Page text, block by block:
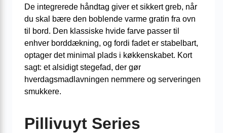
De integrerede håndtag giver et sikkert greb, når
du skal bære den boblende varme gratin fra ovn
til bord. Den klassiske hvide farve passer til
enhver borddækning, og fordi fadet er stabelbart,
optager det minimal plads i køkkenskabet. Kort
sagt: et alsidigt stegefad, der gør
hverdagsmadlavningen nemmere og serveringen
smukkere.
Pillivuyt Series